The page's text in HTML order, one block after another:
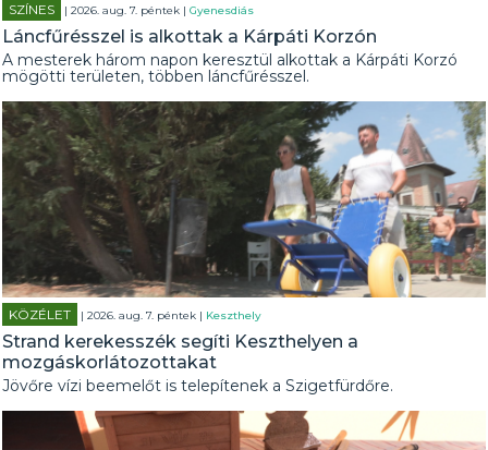
SZÍNES | 2026. aug. 7. péntek |Gyenesdiás
Láncfűrésszel is alkottak a Kárpáti Korzón
A mesterek három napon keresztül alkottak a Kárpáti Korzó
mögötti területen, többen láncfűrésszel.
KÖZÉLET | 2026. aug. 7. péntek | Keszthely
Strand kerekesszék segíti Keszthelyen a
mozgáskorlátozottakat
Jövőre vízi beemelőt is telepítenek a Szigetfürdőre.